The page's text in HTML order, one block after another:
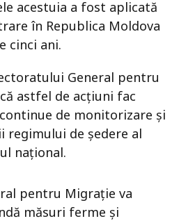
acestuia a fost aplicată
în Republica Moldova
cinci ani.
General pentru
astfel de acțiuni fac
de monitorizare și
regimului de ședere al
național.
pentru Migrație va
măsuri ferme și